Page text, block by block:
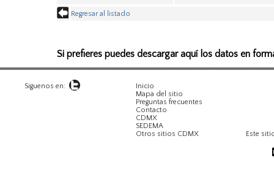
Regresar al listado
Si prefieres puedes descargar aquí los datos en
Siguenos en:
Inicio
Mapa del sitio
Preguntas frecuentes
Contacto
CDMX
SEDEMA
Otros sitios CDMX
Este